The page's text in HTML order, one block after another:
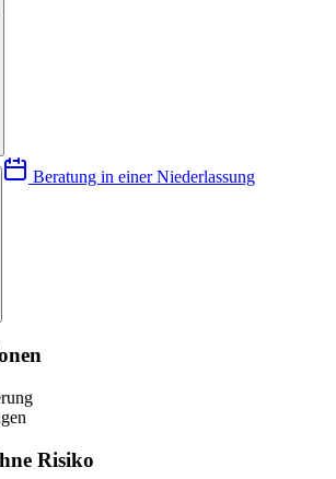
Beratung in einer Niederlassung
Risiko